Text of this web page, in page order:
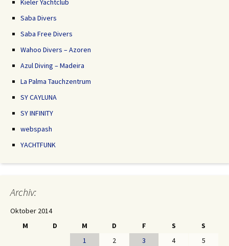
Kieler Yachtclub
Saba Divers
Saba Free Divers
Wahoo Divers – Azoren
Azul Diving – Madeira
La Palma Tauchzentrum
SY CAYLUNA
SY INFINITY
webspash
YACHTFUNK
Archiv:
Oktober 2014
M
D M D F S S
1 2 3 4
5